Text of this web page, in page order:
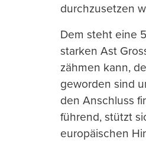
durchzusetzen
Dem steht eine
starken Ast
zähmen kann,
geworden sind
den Anschluss
führend, stützt
europäischen